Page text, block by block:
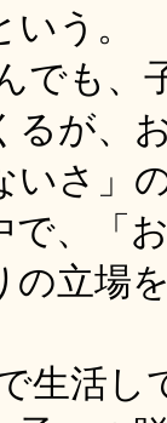
う。
でも、
るが、
いさ」
で、「
の立場
生活し